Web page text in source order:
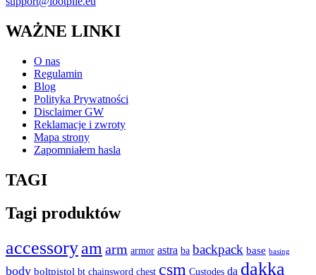
WAŻNE LINKI
O nas
Regulamin
Blog
Polityka Prywatności
Disclaimer GW
Reklamacje i zwroty
Mapa strony
Zapomniałem hasla
TAGI
Tagi produktów
accessoryam arm armor astra ba backpack base basing
body boltpistol bt chainsword chest csm Custodes da dakka